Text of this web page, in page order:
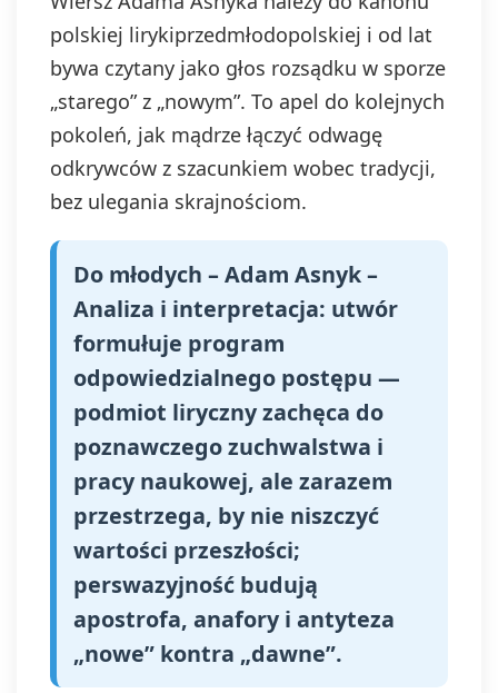
polskiej lirykiprzedmłodopolskiej i od lat
bywa czytany jako głos rozsądku w sporze
„starego” z „nowym”. To apel do kolejnych
pokoleń, jak mądrze łączyć odwagę
odkrywców z szacunkiem wobec tradycji,
bez ulegania skrajnościom.
Do młodych – Adam Asnyk –
Analiza i interpretacja: utwór
formułuje program
odpowiedzialnego postępu —
podmiot liryczny zachęca do
poznawczego zuchwalstwa i
pracy naukowej, ale zarazem
przestrzega, by nie niszczyć
wartości przeszłości;
perswazyjność budują
apostrofa, anafory i antyteza
„nowe” kontra „dawne”.